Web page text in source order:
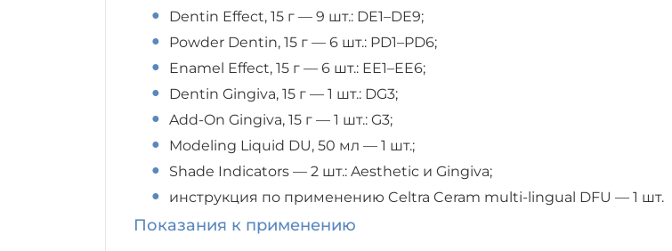
Dentin Effect, 15 г — 9 шт.: DE1–DE9;
Powder Dentin, 15 г — 6 шт.: PD1–PD6;
Enamel Effect, 15 г — 6 шт.: EE1–EE6;
Dentin Gingiva, 15 г — 1 шт.: DG3;
Add-On Gingiva, 15 г — 1 шт.: G3;
Modeling Liquid DU, 50 мл — 1 шт.;
Shade Indicators — 2 шт.: Aesthetic и Gingiva;
инструкция по применению Celtra Ceram multi-lingual DFU — 1 шт.
Показания к применению